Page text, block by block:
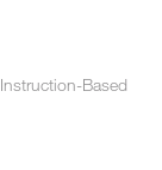
Based